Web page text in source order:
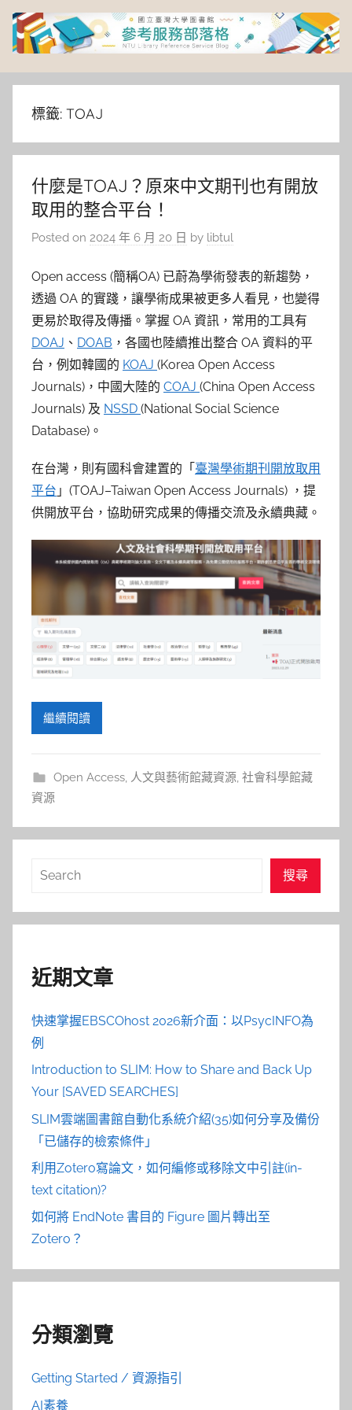
Skip
content
臺
灣
大
學
圖
書
館
參
考
服
務
部
落
格
標籤: TOAJ
什麼是TOAJ？原來中文期刊也有開放
取用的整合平台！
Posted on 2024 年 6 月 20 日 by libtul
Open access (簡稱OA) 已蔚為學術發表的新趨勢，
透過 OA 的實踐，讓學術成果被更多人看見，也變得
更易於取得及傳播。掌握 OA 資訊，常用的工具有
DOAJ 、 DOAB ，各國也陸續推出整合 OA 資料的平
台，例如韓國的 KOAJ (Korea Open Access
Journals)，中國大陸的 COAJ (China Open Access
Journals) 及 NSSD (National Social Science
Database)。
在台灣，則有國科會建置的「臺灣學術期刊開放取用
平台 」(TOAJ–Taiwan Open Access Journals) ，提
供開放平台，協助研究成果的傳播交流及永續典藏。
繼續閱讀
Open Access, 人文與藝術館藏資源, 社會科學館藏
資源
搜
搜尋
近期文章
快速掌握EBSCOhost 2026新介面：以PsycINFO為
例
Introduction to SLIM: How to Share and Back Up
Your [SAVED SEARCHES]
SLIM雲端圖書館自動化系統介紹(35)如何分享及備份
「已儲存的檢索條件」
利用Zotero寫論文，如何編修或移除文中引註(in-
text citation)?
如何將 EndNote 書目的 Figure 圖片轉出至
Zotero？
分類瀏覽
Getting Started / 資源指引
AI素養